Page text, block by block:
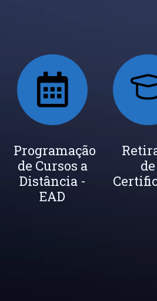
Inscrição
Newsletter
Programação
de Cursos a
Distância -
EAD
de